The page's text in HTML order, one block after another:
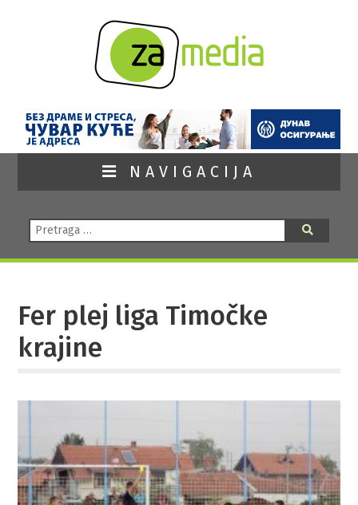
NAVIGACIJA
Pretraga:
Fer plej liga Timočke
krajine